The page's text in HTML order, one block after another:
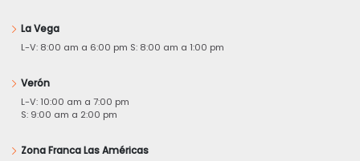
La Vega
L-V: 8:00 am a 6:00 pm S: 8:00 am a 1:00 pm
Verón
L-V: 10:00 am a 7:00 pm
S: 9:00 am a 2:00 pm
Zona Franca Las Américas